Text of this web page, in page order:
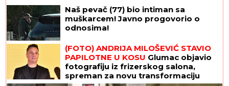
Naš pevač (77) bio intiman sa
muškarcem! Javno progovorio o
odnosima!
(FOTO) ANDRIJA MILOŠEVIĆ STAVIO
PAPILOTNE U KOSU Glumac objavio
fotografiju iz frizerskog salona,
spreman za novu transformaciju